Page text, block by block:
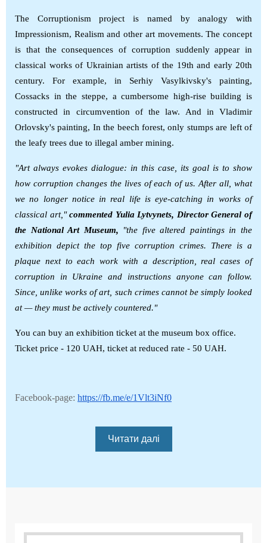
The Corruptionism project is named by analogy with
Impressionism, Realism and other art movements. The concept
is that the consequences of corruption suddenly appear in
classical works of Ukrainian artists of the 19th and early 20th
century. For example, in Serhiy Vasylkivsky's painting,
Cossacks in the steppe, a cumbersome high-rise building is
constructed in circumvention of the law. And in Vladimir
Orlovsky's painting, In the beech forest, only stumps are left of
the leafy trees due to illegal amber mining.
"Art always evokes dialogue: in this case, its goal is to show
how corruption changes the lives of each of us. After all, what
we no longer notice in real life is eye-catching in works of
classical art, "commented Yulia Lytvynets, Director General of
the National Art Museum,
"the five altered paintings in the
exhibition depict the top five corruption crimes. There is a
plaque next to each work with a description, real cases of
corruption in Ukraine and instructions anyone can follow.
Since, unlike works of art, such crimes cannot be simply looked
at—they must be actively countered."
You can buy an exhibition ticket at the museum box office.
Ticket price - 120 UAH, ticket at reduced rate - 50 UAH.
Facebook-page: https://fb.me/e/1Vlt3iNf0
Читати далі